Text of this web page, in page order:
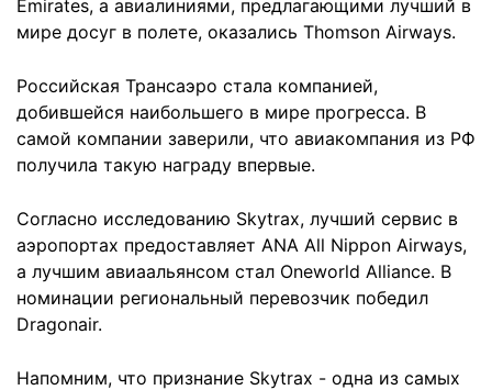
Emirates, а авиалиниями, предлагающими лучший в
мире досуг в полете, оказались Thomson Airways.
Российская Трансаэро стала компанией,
добившейся наибольшего в мире прогресса. В
самой компании заверили, что авиакомпания из РФ
получила такую награду впервые.
Согласно исследованию Skytrax, лучший сервис в
аэропортах предоставляет ANA All Nippon Airways,
а лучшим авиаальянсом стал Oneworld Alliance. В
номинации региональный перевозчик победил
Dragonair.
Напомним, что признание Skytrax - одна из самых